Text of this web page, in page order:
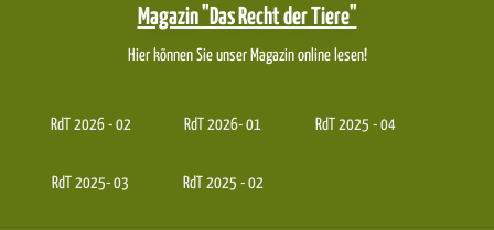
Magazin "Das Recht der Tiere"
Hier können Sie unser Magazin online lesen!
RdT 2026 - 02 RdT 2026- 01 RdT 2025 - 04
RdT 2025- 03 RdT 2025 - 02